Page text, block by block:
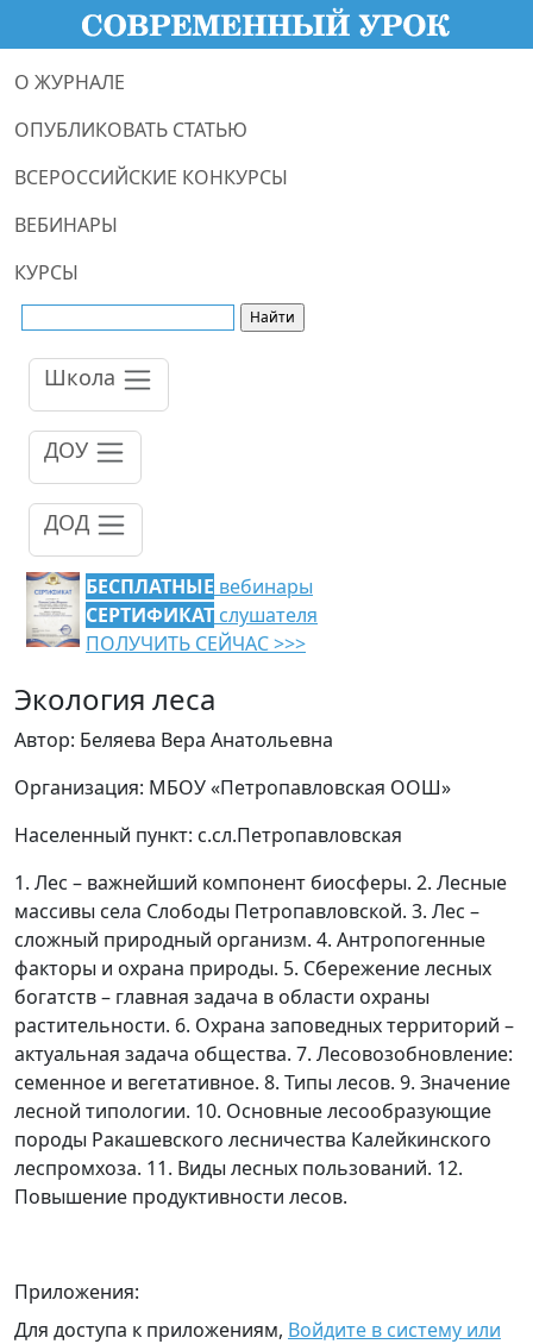
О ЖУРНАЛЕ
ОПУБЛИКОВАТЬ СТАТЬЮ
ВСЕРОССИЙСКИЕ КОНКУРСЫ
ВЕБИНАРЫ
КУРСЫ
Школа
ДОУ
ДОД
БЕСПЛАТНЫЕ вебинары
СЕРТИФИКАТ слушателя
ПОЛУЧИТЬ СЕЙЧАС >>>
Экология леса
Автор: Беляева Вера Анатольевна
Организация: МБОУ «Петропавловская ООШ»
Населенный пункт: с.сл.Петропавловская
1. Лес – важнейший компонент биосферы. 2. Лесные
массивы села Слободы Петропавловской. 3. Лес –
сложный природный организм. 4. Антропогенные
факторы и охрана природы. 5. Сбережение лесных
богатств – главная задача в области охраны
растительности. 6. Охрана заповедных территорий –
актуальная задача общества. 7. Лесовозобновление:
семенное и вегетативное. 8. Типы лесов. 9. Значение
лесной типологии. 10. Основные лесообразующие
породы Ракашевского лесничества Калейкинского
леспромхоза. 11. Виды лесных пользований. 12.
Повышение продуктивности лесов.
Приложения:
Для доступа к приложениям, Войдите в систему или